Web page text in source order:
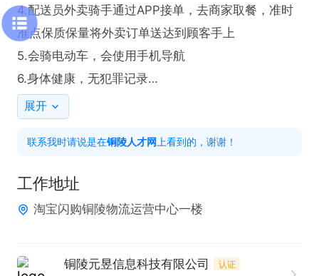
4.配送员外卖骑手通过APP接单，去商家取餐，准时
准点保质保量将外卖订单送达到顾客手上
5.会骑电动车，会使用手机导航
6.身体健康，无犯罪记录
7.轻松干：6000+月   认真干：7000+月   努力干：9
8.新人入职有2000元的新人奖！！！
县区/枞阳/顺安/潜山）
晋升空间:骑手-组长-副站-站长-城市经理-区域经理
展开
联系我时请说是在铜陵人才网 上看到的，谢谢！
工作地址
淘宝闪购铜陵物流运营中心一楼
铜陵元昱信息科技有限公司 认证